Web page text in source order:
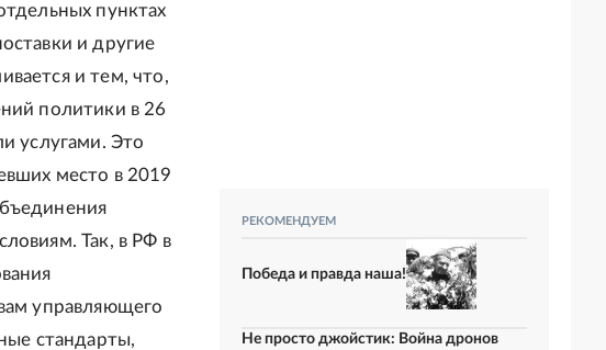
пунктах
и другие
и тем, что,
политики в 26
услугами. Это
место в 2019
Так, в РФ в
управляющего
стандарты,
РЕКОМЕНДУЕМ
Победа и правда наша!
Не просто джойстик: Война дронов